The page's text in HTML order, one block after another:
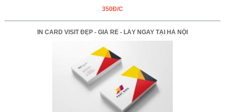
350Đ/C
IN CARD VISIT ĐẸP - GIÁ RẺ - LẤY NGAY TẠI HÀ NỘI